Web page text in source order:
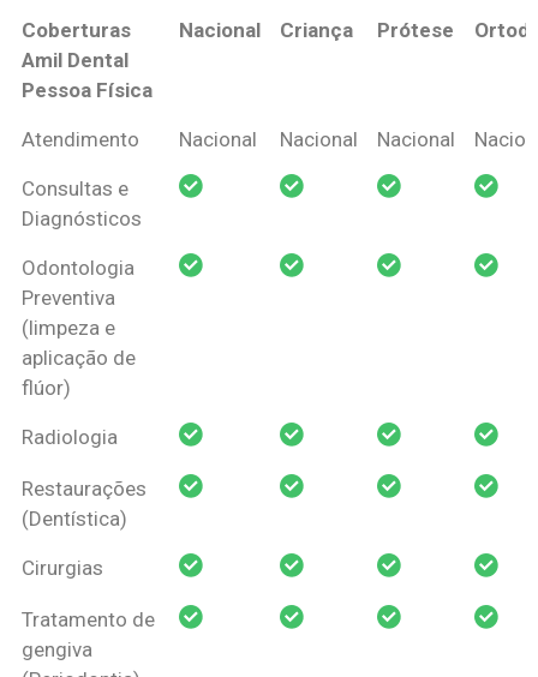
Coberturas
Amil Dental
Pessoa Física
Nacional Criança Prótese
Coberturas
Pessoa Física
Nacional Criança Prótese
Atendimento Nacional Nacional Nacional
Consultas e
Diagnósticos
Odontologia
Preventiva
(limpeza e
aplicação de
flúor)
Radiologia
Restaurações
(Dentística)
Cirurgias
Tratamento de
gengiva